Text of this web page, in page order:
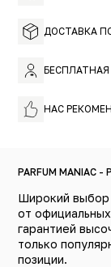
ДОСТАВКА
НАС
PARFUM
Широкий
от
гарантией
только
позиции.